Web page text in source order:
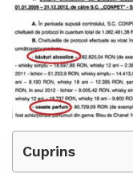
Cuprins